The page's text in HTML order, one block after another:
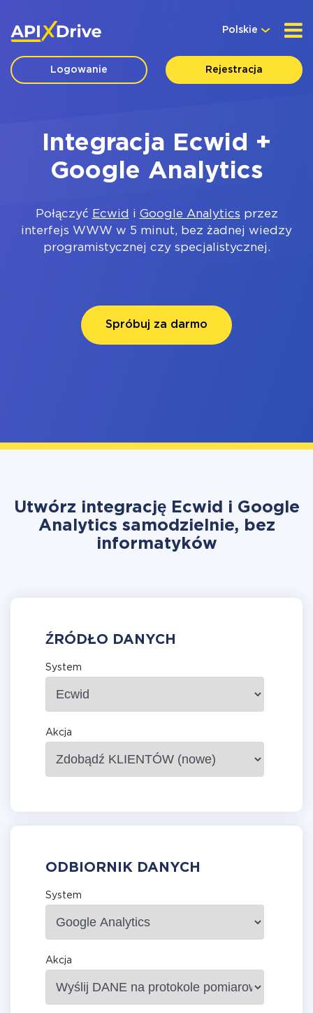
Polskie
Logowanie Rejestracja
Integracja Ecwid +
Google Analytics
Połączyć Ecwid i Google Analytics przez
interfejs WWW w 5 minut, bez żadnej wiedzy
programistycznej czy specjalistycznej.
Spróbuj za darmo
Utwórz integrację Ecwid i Google
Analytics samodzielnie, bez
informatyków
ŹRÓDŁO DANYCH
System
Akcja
ODBIORNIK DANYCH
System
Akcja